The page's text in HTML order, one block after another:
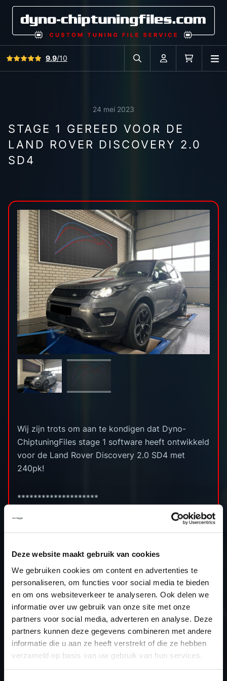
Deze website maakt gebruik van cookies
We gebruiken cookies om content en advertenties te
personaliseren, om functies voor social media te bieden
en om ons websiteverkeer te analyseren. Ook delen we
informatie over uw gebruik van onze site met onze
partners voor social media, adverteren en analyse. Deze
partners kunnen deze gegevens combineren met andere
informatie die u aan ze heeft verstrekt of die ze hebben
verzameld op basis van uw gebruik van hun services.
Bekijk alle reviews
9.9/10
Zoek in autodatabase
Account
24 mei 2023
STAGE 1 GEREED VOOR DE
LAND ROVER DISCOVERY 2.0
SD4
Wij zijn trots om aan te kondigen dat Dyno-
ChiptuningFiles stage 1 software heeft ontwikkeld
voor de Land Rover Discovery 2.0 SD4 met
240pk!
********************
Compressieverhouding: 15.34 (:1)
Standaard vermogen: 240pk
Stage 1 vermogen: 280pk
Standaard koppel: 500nm
Stage 1 koppel: 550nm
ECU: Bosch MEDC17.9